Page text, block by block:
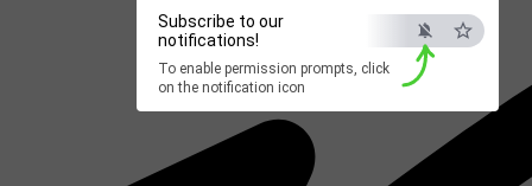
Subscribe to our
notifications!
To enable permission prompts, click
on the notification icon